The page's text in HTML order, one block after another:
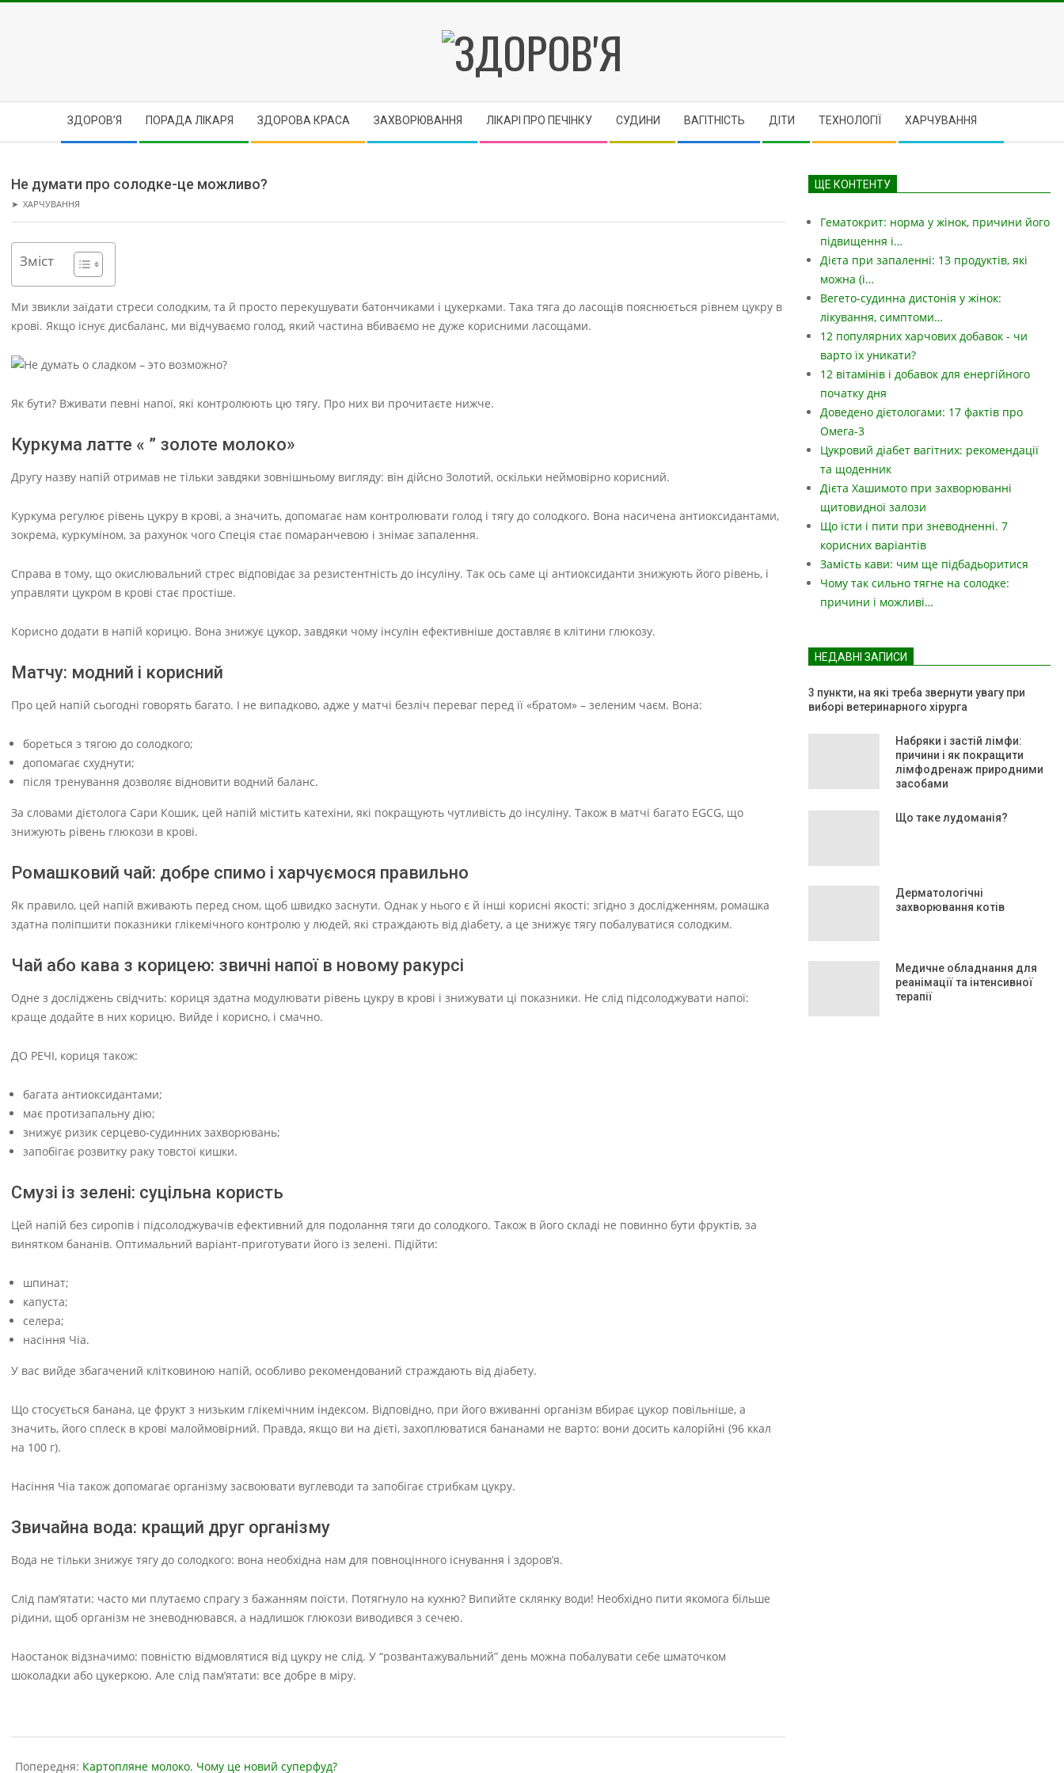
ЗДОРОВ'Я
ЗДОРОВ’Я ПОРАДА ЛІКАРЯ ЗДОРОВА КРАСА ЗАХВОРЮВАННЯ ЛІКАРІ ПРО ПЕЧІНКУ CУДИНИ ВАГІТНІСТЬ ДІТИ ТЕХНОЛОГІЇ ХАРЧУВАННЯ
Не думати про солодке-це можливо?
➤ ХАРЧУВАННЯ
Зміст
Ми звикли заїдати стреси солодким, та й просто перекушувати батончиками і цукерками. Така тяга до ласощів пояснюється рівнем цукру в
крові. Якщо існує дисбаланс, ми відчуваємо голод, який частина вбиваємо не дуже корисними ласощами.
Як бути? Вживати певні напої, які контролюють цю тягу. Про них ви прочитаєте нижче.
Куркума латте « ” золоте молоко»
Другу назву напій отримав не тільки завдяки зовнішньому вигляду: він дійсно Золотий, оскільки неймовірно корисний.
Куркума регулює рівень цукру в крові, а значить, допомагає нам контролювати голод і тягу до солодкого. Вона насичена антиоксидантами,
зокрема, куркуміном, за рахунок чого Спеція стає помаранчевою і знімає запалення.
Справа в тому, що окислювальний стрес відповідає за резистентність до інсуліну. Так ось саме ці антиоксиданти знижують його рівень, і
управляти цукром в крові стає простіше.
Корисно додати в напій корицю. Вона знижує цукор, завдяки чому інсулін ефективніше доставляє в клітини глюкозу.
Матчу: модний і корисний
Про цей напій сьогодні говорять багато. І не випадково, адже у матчі безліч переваг перед її «братом» – зеленим чаєм. Вона:
бореться з тягою до солодкого;
допомагає схуднути;
після тренування дозволяє відновити водний баланс.
За словами дієтолога Сари Кошик, цей напій містить катехіни, які покращують чутливість до інсуліну. Також в матчі багато EGCG, що
знижують рівень глюкози в крові.
Ромашковий чай: добре спимо і харчуємося правильно
Як правило, цей напій вживають перед сном, щоб швидко заснути. Однак у нього є й інші корисні якості: згідно з дослідженням, ромашка
здатна поліпшити показники глікемічного контролю у людей, які страждають від діабету, а це знижує тягу побалуватися солодким.
Чай або кава з корицею: звичні напої в новому ракурсі
Одне з досліджень свідчить: кориця здатна модулювати рівень цукру в крові і знижувати ці показники. Не слід підсолоджувати напої:
краще додайте в них корицю. Вийде і корисно, і смачно.
ДО РЕЧІ, кориця також:
багата антиоксидантами;
має протизапальну дію;
знижує ризик серцево-судинних захворювань;
запобігає розвитку раку товстої кишки.
Смузі із зелені: суцільна користь
Цей напій без сиропів і підсолоджувачів ефективний для подолання тяги до солодкого. Також в його складі не повинно бути фруктів, за
винятком бананів. Оптимальний варіант-приготувати його із зелені. Підійти:
шпинат;
капуста;
селера;
насіння Чіа.
У вас вийде збагачений клітковиною напій, особливо рекомендований страждають від діабету.
Що стосується банана, це фрукт з низьким глікемічним індексом. Відповідно, при його вживанні організм вбирає цукор повільніше, а
значить, його сплеск в крові малоймовірний. Правда, якщо ви на дієті, захоплюватися бананами не варто: вони досить калорійні (96 ккал
на 100 г).
Насіння Чіа також допомагає організму засвоювати вуглеводи та запобігає стрибкам цукру.
Звичайна вода: кращий друг організму
Вода не тільки знижує тягу до солодкого: вона необхідна нам для повноцінного існування і здоров’я.
Слід пам’ятати: часто ми плутаємо спрагу з бажанням поїсти. Потягнуло на кухню? Випийте склянку води! Необхідно пити якомога більше
рідини, щоб організм не зневоднювався, а надлишок глюкози виводився з сечею.
Наостанок відзначимо: повністю відмовлятися від цукру не слід. У “розвантажувальний” день можна побалувати себе шматочком
шоколадки або цукеркою. Але слід пам’ятати: все добре в міру.
07-
Попередня: Картопляне молоко. Чому це новий суперфуд?
ЩЕ КОНТЕНТУ
Гематокрит: норма у жінок, причини його
підвищення і…
Дієта при запаленні: 13 продуктів, які
можна (і…
Вегето-судинна дистонія у жінок:
лікування, симптоми…
12 популярних харчових добавок - чи
варто їх уникати?
12 вітамінів і добавок для енергійного
початку дня
Доведено дієтологами: 17 фактів про
Омега-3
Цукровий діабет вагітних: рекомендації
та щоденник
Дієта Хашимото при захворюванні
щитовидної залози
Що їсти і пити при зневодненні. 7
корисних варіантів
Замість кави: чим ще підбадьоритися
Чому так сильно тягне на солодке:
причини і можливі…
НЕДАВНІ ЗАПИСИ
3 пункти, на які треба звернути увагу при
виборі ветеринарного хірурга
Набряки і застій лімфи:
причини і як покращити
лімфодренаж природними
засобами
Що таке лудоманія?
Дерматологічні
захворювання котів
Медичне обладнання для
реанімації та інтенсивної
терапії